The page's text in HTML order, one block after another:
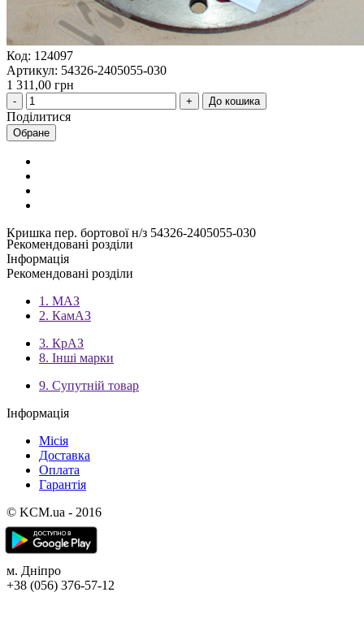
Код: 124097
Артикул: 54326-2405055-030
1 311,00 грн
До кошика
Поділитися
Обране
Кришка пер. бортової н/з 54326-2405055-030
Рекомендовані розділи
Інформація
Рекомендовані розділи
1. МАЗ
2. КамАЗ
3. КрАЗ
8. Інші марки
9. Супутній товар
Інформація
Місія
Доставка
Оплата
Гарантія
© KCM.ua - 2016
м. Дніпро
+38 (056) 376-57-12